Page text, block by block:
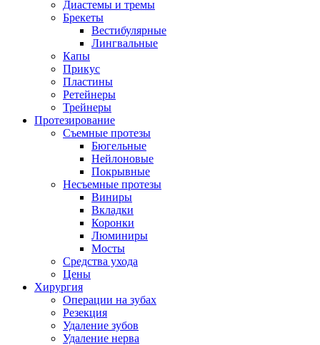
Диастемы и тремы
Брекеты
Вестибулярные
Лингвальные
Капы
Прикус
Пластины
Ретейнеры
Трейнеры
Протезирование
Съемные протезы
Бюгельные
Нейлоновые
Покрывные
Несъемные протезы
Виниры
Вкладки
Коронки
Люминиры
Мосты
Средства ухода
Цены
Хирургия
Операции на зубах
Резекция
Удаление зубов
Удаление нерва